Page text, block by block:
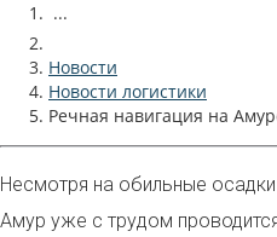
...
Новости
Новости логистики
Речная навигация на
Несмотря на обильные
Амур уже с трудом